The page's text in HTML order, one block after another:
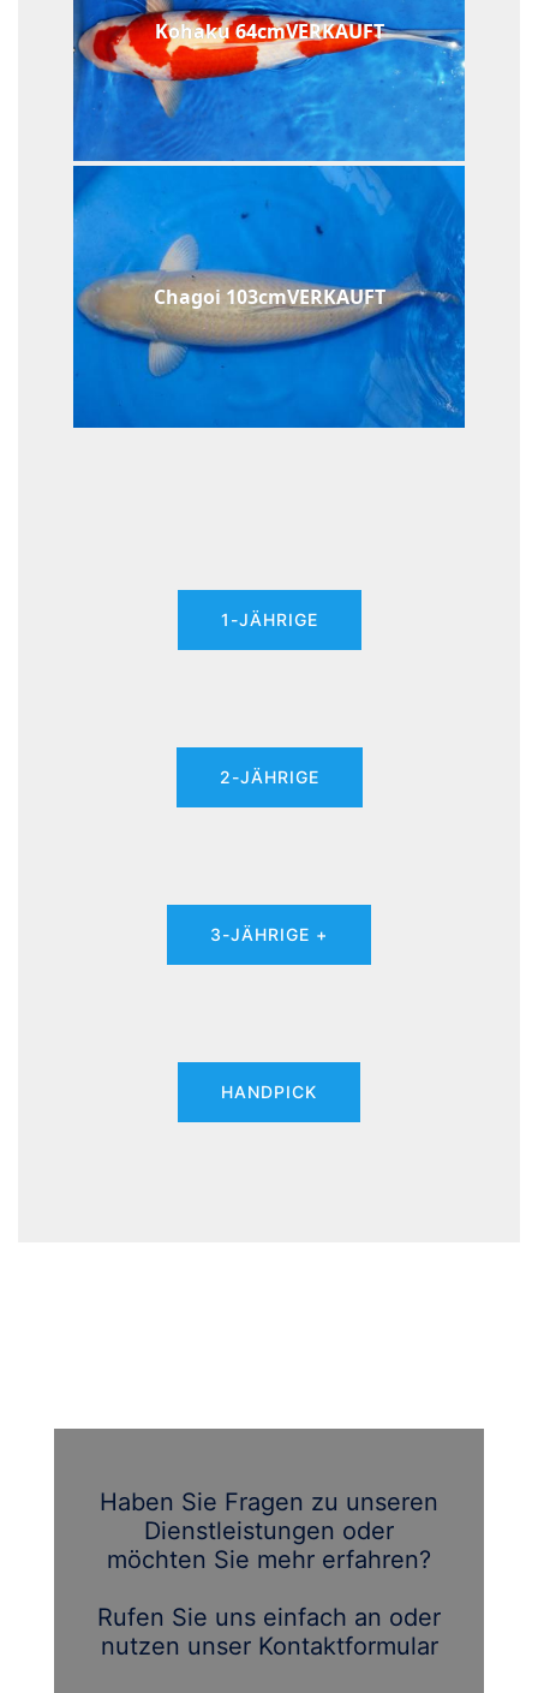
Kohaku 64cmVERKAUFT
Chagoi 103cmVERKAUFT
1-JÄHRIGE
2-JÄHRIGE
3-JÄHRIGE +
HANDPICK
Haben Sie Fragen zu unseren
Dienstleistungen oder
möchten Sie mehr erfahren?
Rufen Sie uns einfach an oder
nutzen unser Kontaktformular